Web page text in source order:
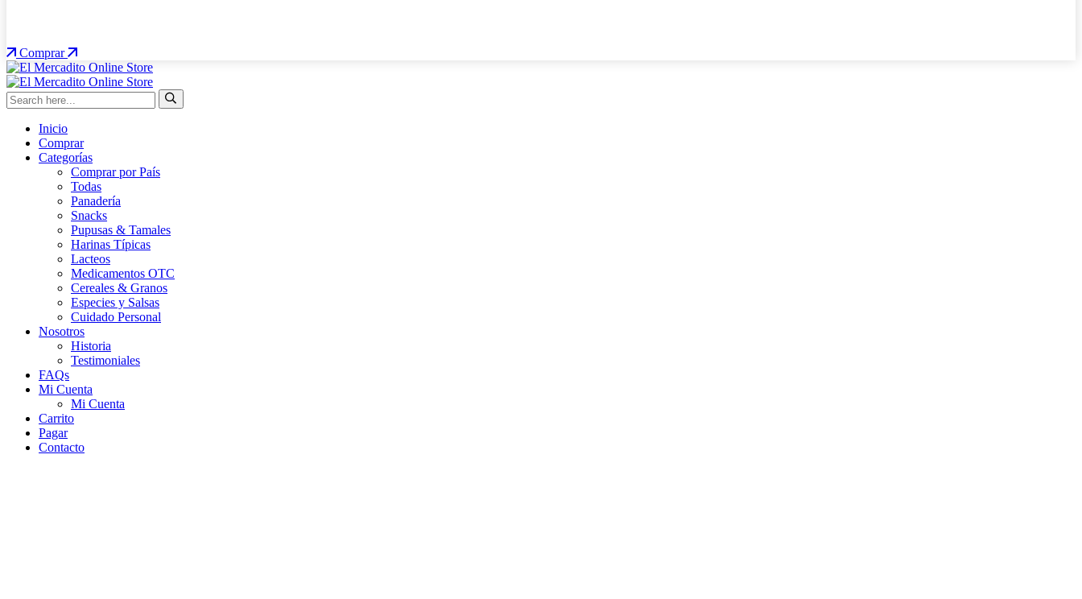
Comprar
Inicio
Comprar
Categorías
Comprar por País
Todas
Panadería
Snacks
Pupusas & Tamales
Harinas Típicas
Lacteos
Medicamentos OTC
Cereales & Granos
Especies y Salsas
Cuidado Personal
Nosotros
Historia
Testimoniales
FAQs
Mi Cuenta
Mi Cuenta
Carrito
Pagar
Contacto